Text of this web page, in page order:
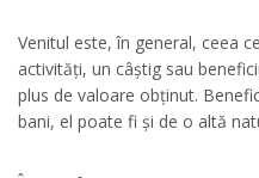
Venitul este, în general, ceea
activități, un câștig sau
plus de valoare obținut.
bani, el poate fi și de o altă